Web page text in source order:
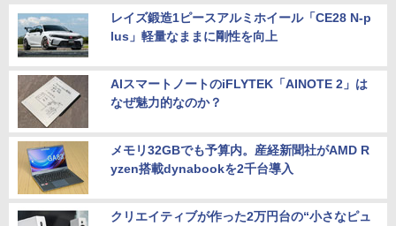
レイズ鍛造1ピースアルミホイール「CE28 N-p
lus」軽量なままに剛性を向上
AIスマートノートのiFLYTEK「AINOTE 2」は
なぜ魅力的なのか？
メモリ32GBでも予算内。産経新聞社がAMD R
yzen搭載dynabookを2千台導入
クリエイティブが作った2万円台の“小さなピュ